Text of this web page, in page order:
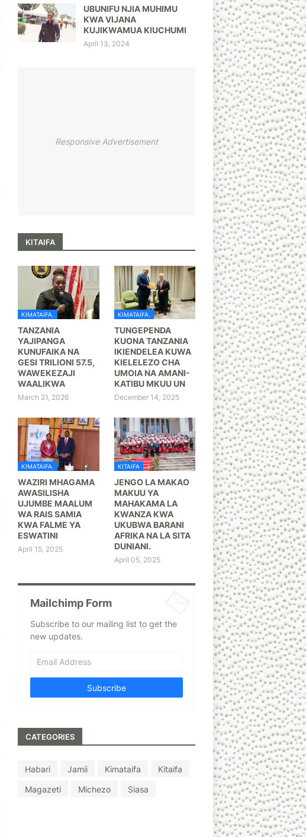
UBUNIFU NJIA MUHIMU
KWA VIJANA
KUJIKWAMUA KIUCHUMI
April 13, 2024
Responsive Advertisement
KITAIFA
KIMATAIFA.
TANZANIA
YAJIPANGA
KUNUFAIKA NA
GESI TRILIONI 57.5,
WAWEKEZAJI
WAALIKWA
March 21, 2026
KIMATAIFA.
TUNGEPENDA
KUONA TANZANIA
IKIENDELEA KUWA
KIELELEZO CHA
UMOIA NA AMANI-
KATIBU MKUU UN
December 14, 2025
KIMATAIFA.
WAZIRI MHAGAMA
AWASILISHA
UJUMBE MAALUM
WA RAIS SAMIA
KWA FALME YA
ESWATINI
April 15, 2025
KITAIFA
JENGO LA MAKAO
MAKUU YA
MAHAKAMA LA
KWANZA KWA
UKUBWA BARANI
AFRIKA NA LA SITA
DUNIANI.
April 05, 2025
Mailchimp Form
Subscribe to our mailing list to get the
new updates.
CATEGORIES
Habari Jamii Kimataifa
Kitaifa
Magazeti
Michezo Siasa